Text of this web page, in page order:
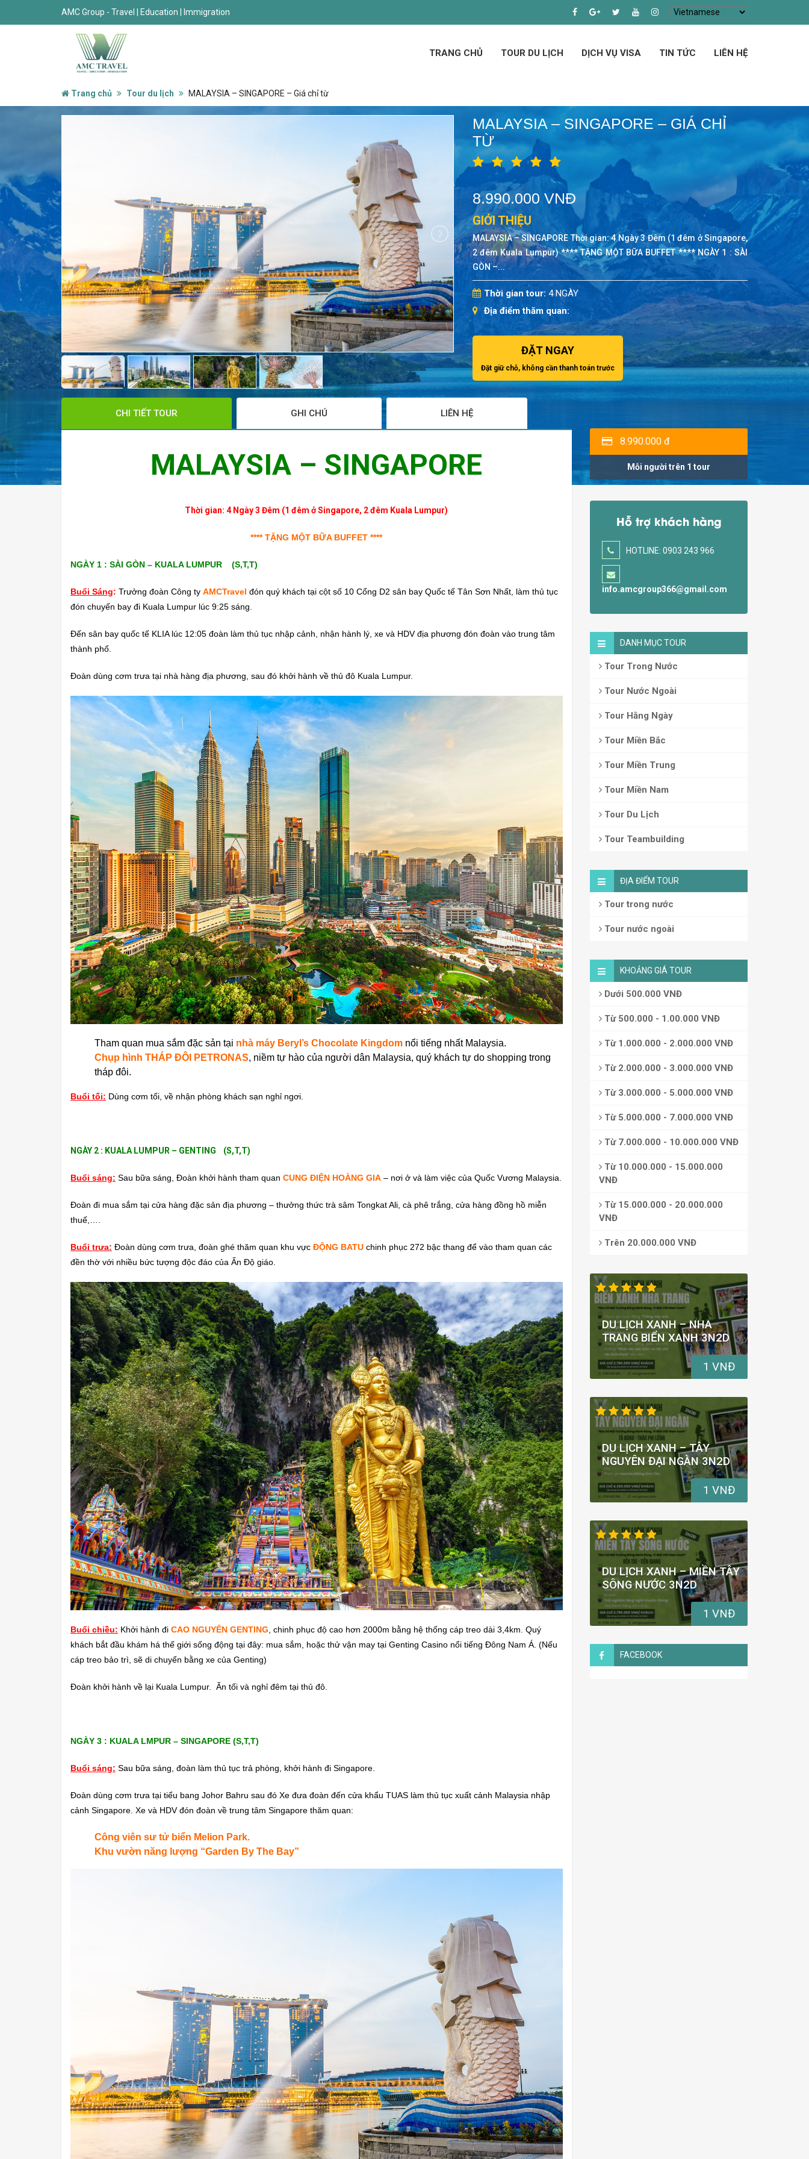
AMC Group - Travel | Education | Immigration
TRANG CHỦ TOUR DU LỊCH DỊCH VỤ VISA TIN TỨC LIÊN HỆ
Trang chủ Tour du lịch MALAYSIA – SINGAPORE – Giá chỉ từ
MALAYSIA – SINGAPORE – GIÁ CHỈ
TỪ
8.990.000 VNĐ
GIỚI THIỆU
MALAYSIA – SINGAPORE Thời gian: 4 Ngày 3 Đêm (1 đêm ở Singapore,
2 đêm Kuala Lumpur) **** TẶNG MỘT BỮA BUFFET **** NGÀY 1 : SÀI
GÒN –...
Thời gian tour: 4 NGÀY
Địa điểm thăm quan:
ĐẶT NGAY
Đặt giữ chỗ, không cần thanh toán trước
CHI TIẾT TOUR GHI CHÚ LIÊN HỆ
MALAYSIA – SINGAPORE
Thời gian: 4 Ngày 3 Đêm (1 đêm ở Singapore, 2 đêm Kuala Lumpur)
**** TẶNG MỘT BỮA BUFFET ****
NGÀY 1 : SÀI GÒN – KUALA LUMPUR (S,T,T)
Buổi Sáng: Trưởng đoàn Công ty AMCTravel đón quý khách tại cột số 10 Cổng D2 sân bay Quốc tế Tân Sơn Nhất, làm thủ tục
đón chuyến bay đi Kuala Lumpur lúc 9:25 sáng.
Đến sân bay quốc tế KLIA lúc 12:05 đoàn làm thủ tục nhập cảnh, nhận hành lý, xe và HDV địa phương đón đoàn vào trung tâm
thành phố.
Đoàn dùng cơm trưa tại nhà hàng địa phương, sau đó khởi hành về thủ đô Kuala Lumpur.
Tham quan mua sắm đặc sản tại nhà máy Beryl’s Chocolate Kingdom nổi tiếng nhất Malaysia.
Chụp hình THÁP ĐÔI PETRONAS, niềm tự hào của người dân Malaysia, quý khách tự do shopping trong
tháp đôi.
Buổi tối: Dùng cơm tối, về nhận phòng khách sạn nghỉ ngơi.
NGÀY 2 : KUALA LUMPUR – GENTING (S,T,T)
Buổi sáng: Sau bữa sáng, Đoàn khởi hành tham quan CUNG ĐIỆN HOÀNG GIA – nơi ở và làm việc của Quốc Vương Malaysia.
Đoàn đi mua sắm tại cửa hàng đặc sản địa phương – thưởng thức trà sâm Tongkat Ali, cà phê trắng, cửa hàng đồng hồ miễn
thuế,….
Buổi trưa: Đoàn dùng cơm trưa, đoàn ghé thăm quan khu vực ĐỘNG BATU chinh phục 272 bậc thang để vào tham quan các
đền thờ với nhiều bức tượng độc đáo của Ấn Độ giáo.
Buổi chiều: Khởi hành đi CAO NGUYÊN GENTING , chinh phục độ cao hơn 2000m bằng hệ thống cáp treo dài 3,4km. Quý
khách bắt đầu khám há thế giới sống động tại đây: mua sắm, hoặc thử vận may tại Genting Casino nổi tiếng Đông Nam Á. (Nếu
cáp treo bảo trì, sẽ di chuyển bằng xe của Genting)
Đoàn khởi hành về lại Kuala Lumpur. Ăn tối và nghỉ đêm tại thủ đô.
NGÀY 3 : KUALA LMPUR – SINGAPORE (S,T,T)
Buổi sáng: Sau bữa sáng, đoàn làm thủ tục trả phòng, khởi hành đi Singapore.
Đoàn dùng cơm trưa tại tiểu bang Johor Bahru sau đó Xe đưa đoàn đến cửa khẩu TUAS làm thủ tục xuất cảnh Malaysia nhập
cảnh Singapore. Xe và HDV đón đoàn về trung tâm Singapore thăm quan:
Công viên sư tử biển Melion Park.
Khu vườn năng lượng “Garden By The Bay”
8.990.000 đ
Mỗi người trên 1 tour
Hỗ trợ khách hàng
HOTLINE: 0903 243 966
info.amcgroup366@gmail.com
DANH MỤC TOUR
Tour Trong Nước
Tour Nước Ngoài
Tour Hằng Ngày
Tour Miền Bắc
Tour Miền Trung
Tour Miền Nam
Tour Du Lịch
Tour Teambuilding
ĐỊA ĐIỂM TOUR
Tour trong nước
Tour nước ngoài
KHOẢNG GIÁ TOUR
Dưới 500.000 VNĐ
Từ 500.000 - 1.00.000 VNĐ
Từ 1.000.000 - 2.000.000 VNĐ
Từ 2.000.000 - 3.000.000 VNĐ
Từ 3.000.000 - 5.000.000 VNĐ
Từ 5.000.000 - 7.000.000 VNĐ
Từ 7.000.000 - 10.000.000 VNĐ
Từ 10.000.000 - 15.000.000
VNĐ
Từ 15.000.000 - 20.000.000
VNĐ
Trên 20.000.000 VNĐ
DU LỊCH XANH – NHA
TRANG BIỂN XANH 3N2D
1 VNĐ
DU LỊCH XANH – TÂY
NGUYÊN ĐẠI NGÀN 3N2D
1 VNĐ
DU LỊCH XANH – MIỀN TÂY
SÔNG NƯỚC 3N2D
1 VNĐ
FACEBOOK